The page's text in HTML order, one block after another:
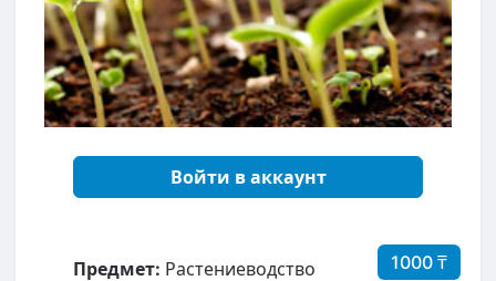
Войти в аккаунт
1000 ₸
Предмет: Растениеводство